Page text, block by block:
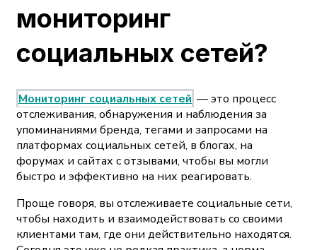
мониторинг
социальных сетей?
Мониторинг социальных сетей — это процесс
отслеживания, обнаружения и наблюдения за
упоминаниями бренда, тегами и запросами на
платформах социальных сетей, в блогах, на
форумах и сайтах с отзывами, чтобы вы могли
быстро и эффективно на них реагировать.
Проще говоря, вы отслеживаете социальные сети,
чтобы находить и взаимодействовать со своими
клиентами там, где они действительно находятся.